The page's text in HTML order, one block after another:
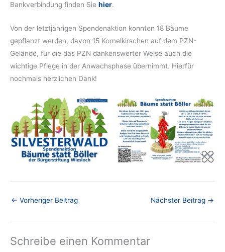
Bankverbindung finden Sie hier.
Von der letztjährigen Spendenaktion konnten 18 Bäume
gepflanzt werden, davon 15 Kornelkirschen auf dem PZN-
Gelände, für die das PZN dankenswerter Weise auch die
wichtige Pflege in der Anwachsphase übernimmt. Hierfür
nochmals herzlichen Dank!
← Vorheriger Beitrag Nächster Beitrag →
Schreibe einen Kommentar